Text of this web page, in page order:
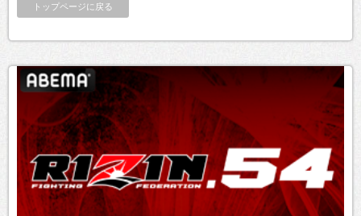
トップページに戻る